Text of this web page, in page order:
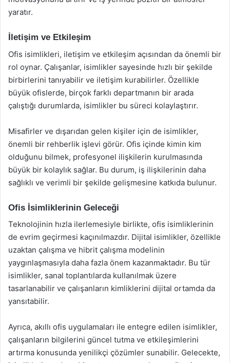
yaratır.
İletişim ve Etkileşim
Ofis isimlikleri, iletişim ve etkileşim açısından da önemli bir
rol oynar. Çalışanlar, isimlikler sayesinde hızlı bir şekilde
birbirlerini tanıyabilir ve iletişim kurabilirler. Özellikle
büyük ofislerde, birçok farklı departmanın bir arada
çalıştığı durumlarda, isimlikler bu süreci kolaylaştırır.
Misafirler ve dışarıdan gelen kişiler için de isimlikler,
önemli bir rehberlik işlevi görür. Ofis içinde kimin kim
olduğunu bilmek, profesyonel ilişkilerin kurulmasında
büyük bir kolaylık sağlar. Bu durum, iş ilişkilerinin daha
sağlıklı ve verimli bir şekilde gelişmesine katkıda bulunur.
Ofis İsimliklerinin Geleceği
Teknolojinin hızla ilerlemesiyle birlikte, ofis isimliklerinin
de evrim geçirmesi kaçınılmazdır. Dijital isimlikler, özellikle
uzaktan çalışma ve hibrit çalışma modelinin
yaygınlaşmasıyla daha fazla önem kazanmaktadır. Bu tür
isimlikler, sanal toplantılarda kullanılmak üzere
tasarlanabilir ve çalışanların kimliklerini dijital ortamda da
yansıtabilir.
Ayrıca, akıllı ofis uygulamaları ile entegre edilen isimlikler,
çalışanların bilgilerini güncel tutma ve etkileşimlerini
artırma konusunda yenilikçi çözümler sunabilir. Gelecekte,